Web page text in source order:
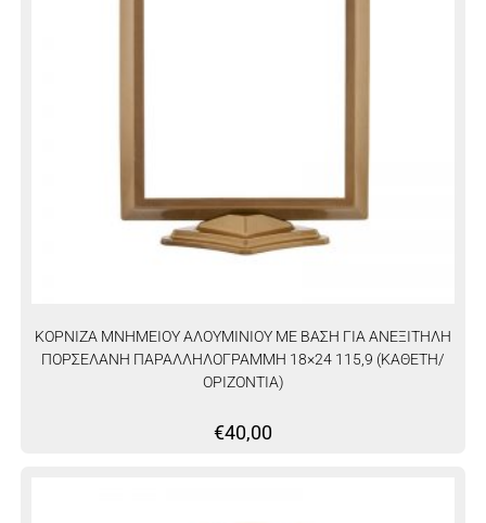
ΚΟΡΝΙΖΑ ΜΝΗΜΕΙΟΥ ΑΛΟΥΜΙΝΙΟΥ ΜΕ ΒΑΣΗ ΓΙΑ ΑΝΕΞΙΤΗΛΗ
ΠΟΡΣΕΛΑΝΗ ΠΑΡΑΛΛΗΛΟΓΡΑΜΜΗ 18×24 115,9 (ΚΑΘΕΤΗ/
ΟΡΙΖΟΝΤΙΑ)
€40,00